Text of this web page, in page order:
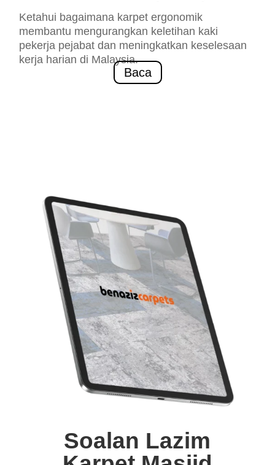
Ketahui bagaimana karpet ergonomik
membantu mengurangkan keletihan kaki
pekerja pejabat dan meningkatkan keselesaan
kerja harian di Malaysia.
Baca
Soalan Lazim